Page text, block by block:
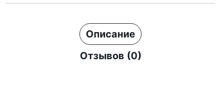
Описание
Отзывов (0)